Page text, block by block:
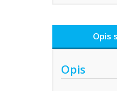
Opis
Opis